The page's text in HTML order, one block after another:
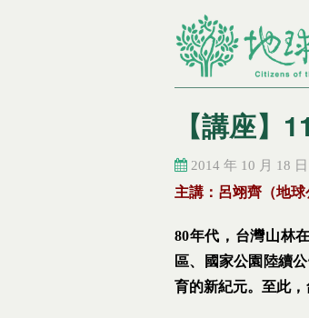
【講座】
2014 年 10 月 18 日
您在這裡
您在這裡
主講：呂翊齊（地球
80年代，台灣山林
區、國家公園陸續
育的新紀元。至此，